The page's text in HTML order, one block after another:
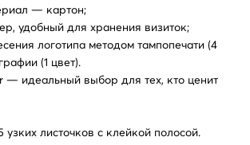
— картон;
удобный для хранения визиток;
логотипа методом тампопечати (4
(1 цвет).
— идеальный выбор для тех, кто ценит
листочков с клейкой полосой.